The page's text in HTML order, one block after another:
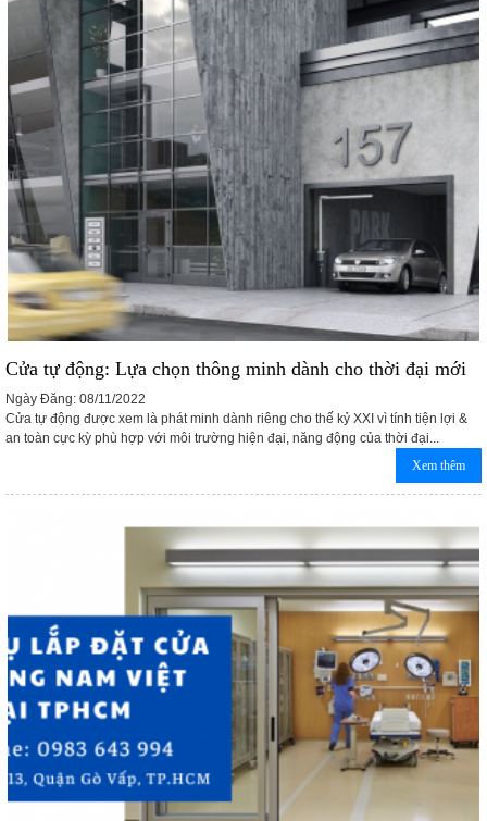
Cửa tự động: Lựa chọn thông minh dành cho thời đại mới
Ngày Đăng: 08/11/2022
Cửa tự động được xem là phát minh dành riêng cho thế kỷ XXI vì tính tiện lợi &
an toàn cực kỳ phù hợp với môi trường hiện đại, năng động của thời đại...
Xem thêm